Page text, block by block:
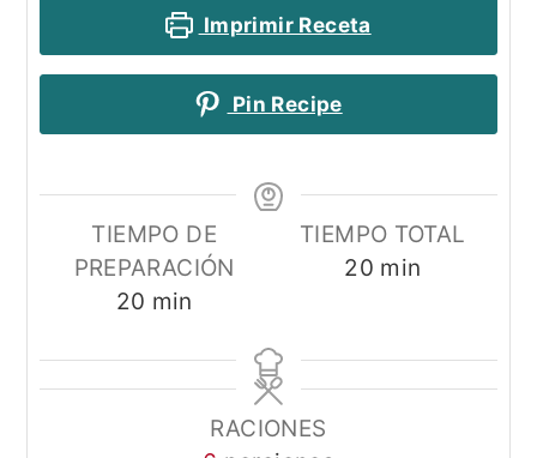
Imprimir Receta
Pin Recipe
TIEMPO DE
PREPARACIÓN
20 minutos
min
TIEMPO TOTAL
20minutos
min
RACIONES